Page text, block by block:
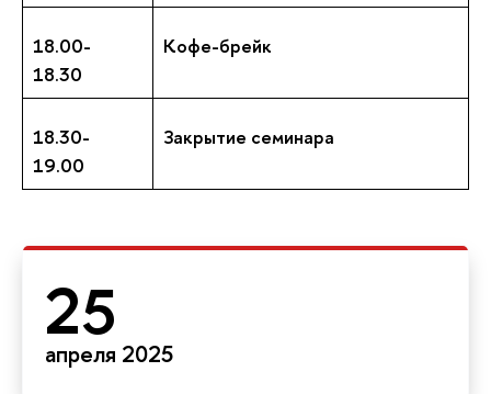
18.00-
18.30
Кофе-брейк
18.30-
19.00
Закрытие семинара
25
апреля 2025